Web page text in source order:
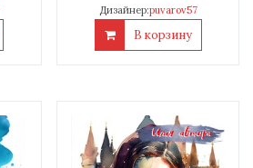
Дизайнер:puvarov57
В корзину